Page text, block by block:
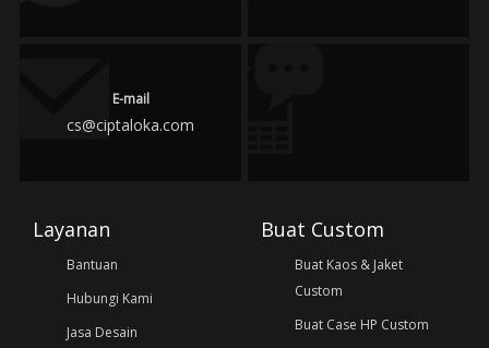
E-mail
cs@ciptaloka.com
Layanan
Bantuan
Hubungi Kami
Jasa Desain
Buat Custom
Buat Kaos & Jaket
Custom
Buat Case HP Custom